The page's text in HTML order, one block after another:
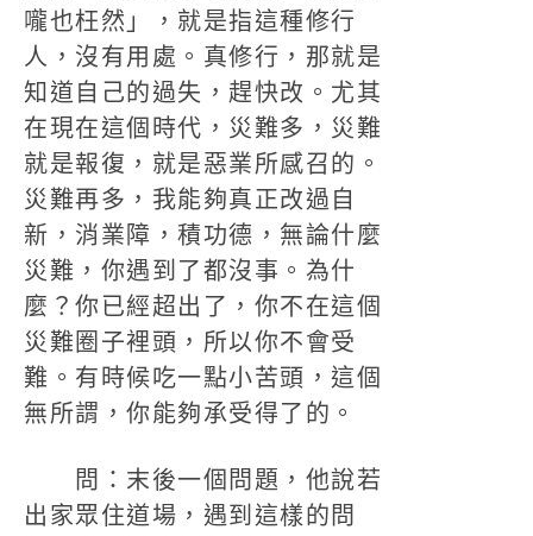
嚨也枉然」，就是指這種修行
人，沒有用處。真修行，那就是
知道自己的過失，趕快改。尤其
在現在這個時代，災難多，災難
就是報復，就是惡業所感召的。
災難再多，我能夠真正改過自
新，消業障，積功德，無論什麼
災難，你遇到了都沒事。為什
麼？你已經超出了，你不在這個
災難圈子裡頭，所以你不會受
難。有時候吃一點小苦頭，這個
無所謂，你能夠承受得了的。
問：末後一個問題，他說若
出家眾住道場，遇到這樣的問